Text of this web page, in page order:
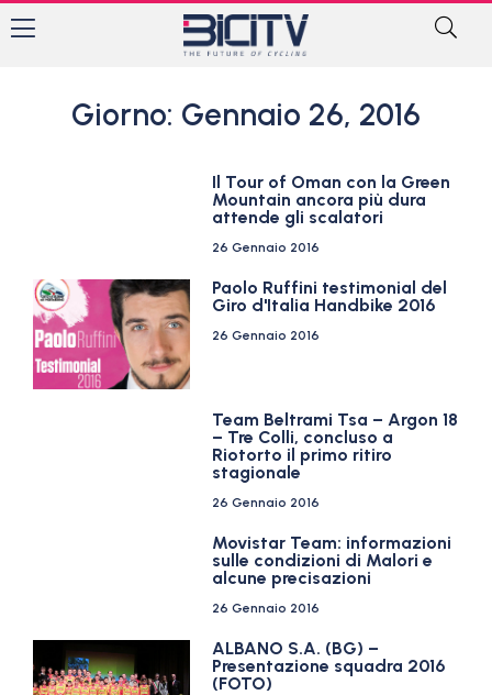
Giorno: Gennaio 26, 2016
Il Tour of Oman con la Green
Mountain ancora più dura
attende gli scalatori
26 Gennaio 2016
Paolo Ruffini testimonial del
Giro d'Italia Handbike 2016
26 Gennaio 2016
Team Beltrami Tsa – Argon 18
– Tre Colli, concluso a
Riotorto il primo ritiro
stagionale
26 Gennaio 2016
Movistar Team: informazioni
sulle condizioni di Malori e
alcune precisazioni
26 Gennaio 2016
ALBANO S.A. (BG) –
Presentazione squadra 2016
(FOTO)